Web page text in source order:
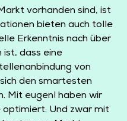
vorhanden sind, ist
bieten auch tolle
Erkenntnis nach über
dass eine
von
den smartesten
Mit eugen! haben wir
optimiert. Und zwar mit